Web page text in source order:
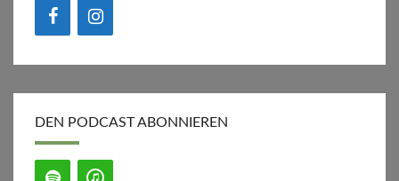
DEN PODCAST ABONNIEREN